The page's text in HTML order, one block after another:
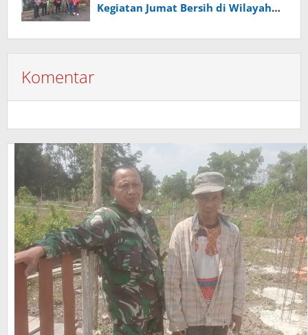
Kegiatan Jumat Bersih di Wilayah
Komentar